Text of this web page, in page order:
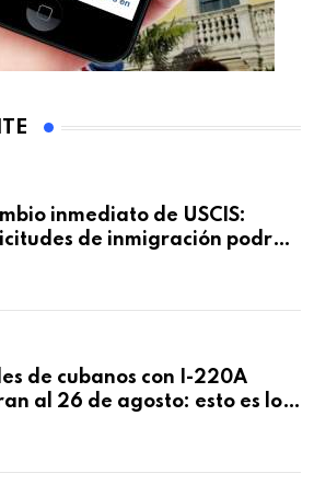
inmediato de USCIS:
de inmigración podrán
de cubanos con I-220A
al 26 de agosto: esto es lo